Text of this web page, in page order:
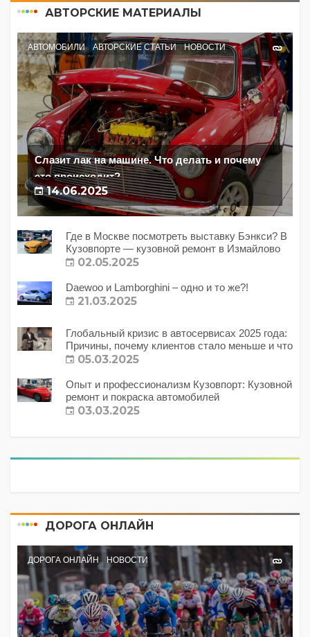
АВТОРСКИЕ МАТЕРИАЛЫ
АВТОМОБИЛИ АВТОРСКИЕ СТАТЬИ НОВОСТИ
Слазит лак на машине. Что делать и почему
это происходит?
14.06.2025
Где в Москве посмотреть выставку Бэнкси? В
Кузовпорте — кузовной ремонт в Измайлово
02.05.2025
Daewoo и Lamborghini – одно и то же?!
21.03.2025
Глобальный кризис в автосервисах 2025 года:
Причины, почему клиентов стало меньше и что
с этим делать?
05.03.2025
Опыт и профессионализм Кузовпорт: Кузовной
ремонт и покраска автомобилей
03.03.2025
ДОРОГА ОНЛАЙН
ДОРОГА ОНЛАЙН НОВОСТИ